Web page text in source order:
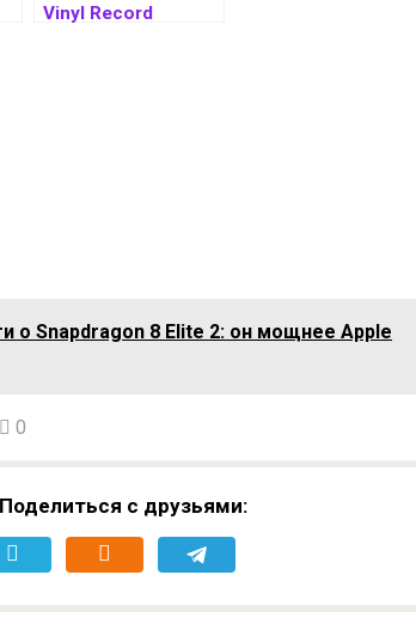
Vinyl Record
о Snapdragon 8 Elite 2: он мощнее Apple
0
с друзьями: